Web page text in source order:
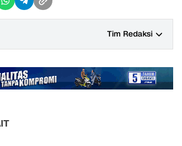
Tim Redaksi